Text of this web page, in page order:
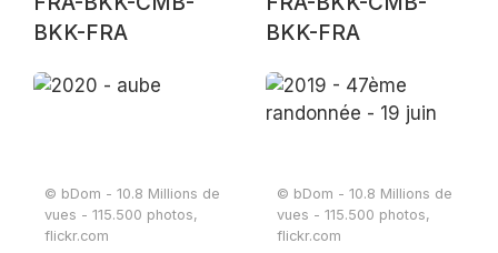
BKK-FRA
BKK-FRA
© bDom - 10.8 Millions de
vues - 115.500 photos,
flickr.com
© bDom - 10.8 Millions de
vues - 115.500 photos,
flickr.com